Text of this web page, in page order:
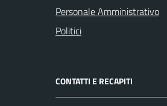
Personale Amministrativo
Politici
CONTATTI E RECAPITI